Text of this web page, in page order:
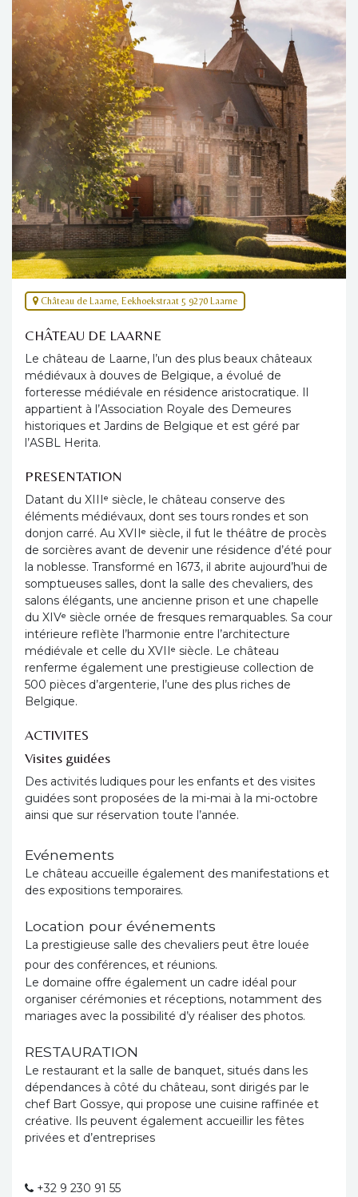
Château de Laarne, Eekhoekstraat 5 9270 Laarne
CHÂTEAU DE LAARNE
Le château de Laarne, l’un des plus beaux châteaux
médiévaux à douves de Belgique, a évolué de
forteresse médiévale en résidence aristocratique. Il
appartient à l’Association Royale des Demeures
historiques et Jardins de Belgique et est géré par
l’ASBL Herita.
PRESENTATION
Datant du XIIIᵉ siècle, le château conserve des
éléments médiévaux, dont ses tours rondes et son
donjon carré. Au XVIIᵉ siècle, il fut le théâtre de procès
de sorcières avant de devenir une résidence d’été pour
la noblesse. Transformé en 1673, il abrite aujourd’hui de
somptueuses salles, dont la salle des chevaliers, des
salons élégants, une ancienne prison et une chapelle
du XIVᵉ siècle ornée de fresques remarquables. Sa cour
intérieure reflète l’harmonie entre l’architecture
médiévale et celle du XVIIᵉ siècle. Le château
renferme également une prestigieuse collection de
500 pièces d’argenterie, l’une des plus riches de
Belgique.
ACTIVITES
Visites guidées
Des activités ludiques pour les enfants et des visites
guidées sont proposées de la mi-mai à la mi-octobre
ainsi que sur réservation toute l’année.
Evénements
Le château accueille également des manifestations et
des expositions temporaires.
Location pour événements
La prestigieuse salle des chevaliers peut être louée
pour des conférences, et réunions.
Le domaine offre également un cadre idéal pour
organiser cérémonies et réceptions, notamment des
mariages avec la possibilité d’y réaliser des photos.
RESTAURATION
Le restaurant et la salle de banquet, situés dans les
dépendances à côté du château, sont dirigés par le
chef Bart Gossye, qui propose une cuisine raffinée et
créative. Ils peuvent également accueillir les fêtes
privées et d’entreprises
+32 9 230 91 55